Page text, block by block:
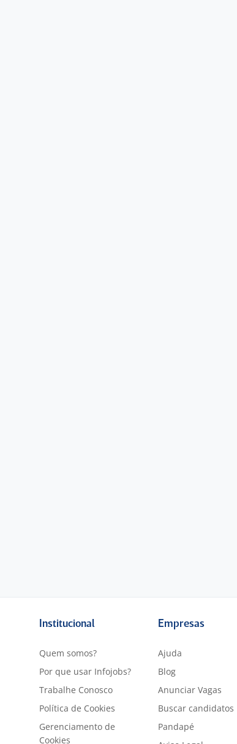
Institucional
Quem somos?
Por que usar Infojobs?
Trabalhe Conosco
Política de Cookies
Gerenciamento de
Cookies
Empresas
Ajuda
Blog
Anunciar Vagas
Buscar candidatos
Pandapé